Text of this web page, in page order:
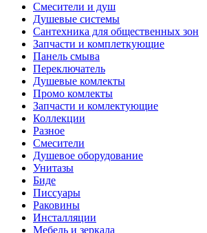
Смесители и душ
Душевые системы
Сантехника для общественных зон
Запчасти и комплеткующие
Панель смыва
Переключатель
Душевые комлекты
Промо комлекты
Запчасти и комлектующие
Коллекции
Разное
Смесители
Душевое оборудование
Унитазы
Биде
Писсуары
Раковины
Инсталляции
Мебель и зеркала